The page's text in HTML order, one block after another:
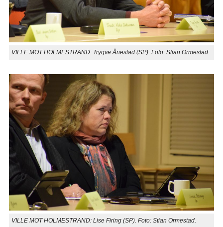
VILLE MOT HOLMESTRAND: Trygve Ånestad (SP). Foto: Stian Ormestad.
VILLE MOT HOLMESTRAND: Lise Firing (SP). Foto: Stian Ormestad.